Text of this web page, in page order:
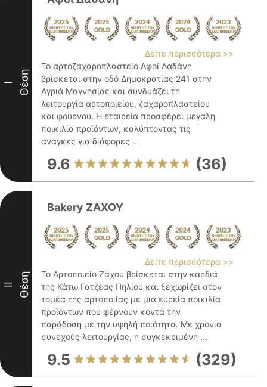
I Θέση
Δείτε περισσότερα >>
Το αρτοζαχαροπλαστείο Αφοί Δαδάνη
βρίσκεται στην οδό Δημοκρατίας 241 στην
Αγριά Μαγνησίας και συνδυάζει τη
λειτουργία αρτοποιείου, ζαχαροπλαστείου
και φούρνου. Η εταιρεία προσφέρει μεγάλη
ποικιλία προϊόντων, καλύπτοντας τις
ανάγκες για διάφορες ...
9.6 (36)
II Θέση
Bakery ΖΑΧΟΥ
Δείτε περισσότερα >>
Το Αρτοποιείο Ζάχου βρίσκεται στην καρδιά
της Κάτω Γατζέας Πηλίου και ξεχωρίζει στον
τομέα της αρτοποιίας με μια ευρεία ποικιλία
προϊόντων που φέρνουν κοντά την
παράδοση με την υψηλή ποιότητα. Με χρόνια
συνεχούς λειτουργίας, η συγκεκριμένη ...
9.5 (329)